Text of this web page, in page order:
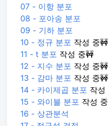
07 - 이항 분포
08 - 포아송 분포
09 - 기하 분포
10 - 정규 분포 작성 중🚧
11 - t 분포 작성 중🚧
12 - 지수 분포 작성 중🚧
13 - 감마 분포 작성 중🚧
14 - 카이제곱 분포 작성
15 - 와이블 분포 작성
16 - 상관분석